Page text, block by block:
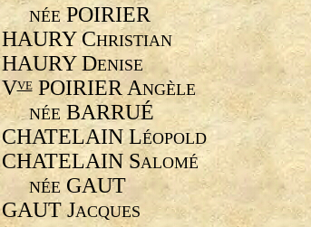
NÉEPOIRIER
HAURY CHRISTIAN
HAURY DENISE
VVEPOIRIER ANGÈLE
NÉE BARRUÉ
CHATELAIN LÉOPOLD
CHATELAIN SALOMÉ
NÉEGAUT
GAUT JACQUES